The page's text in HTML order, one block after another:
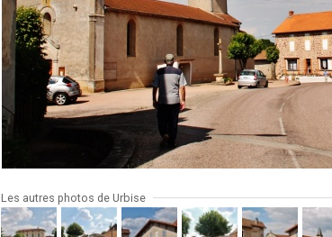
Les autres photos de Urbise